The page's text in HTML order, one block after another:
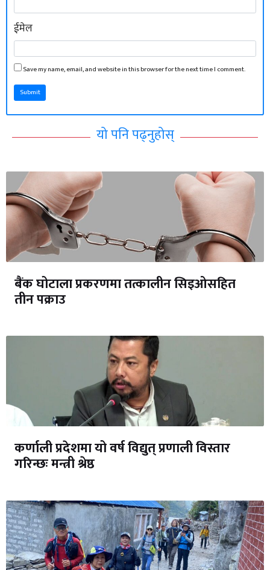
ईमेल
Save my name, email, and website in this browser for the next time I comment.
Submit
यो पनि पढ्नुहोस्
बैंक घोटाला प्रकरणमा तत्कालीन सिइओसहित
तीन पक्राउ
कर्णाली प्रदेशमा यो वर्ष विद्युत् प्रणाली विस्तार
गरिन्छः मन्त्री श्रेष्ठ